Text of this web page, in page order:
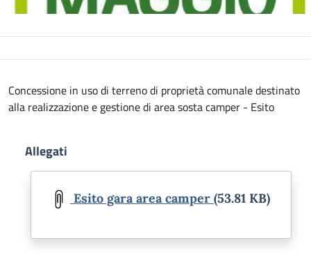
Descrizione
Concessione in uso di terreno di proprietà comunale destinato
alla realizzazione e gestione di area sosta camper - Esito
Allegati
Esito gara area camper (53.81 KB)